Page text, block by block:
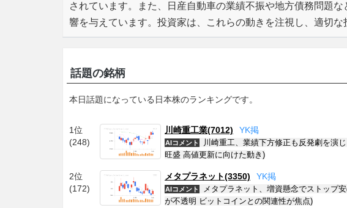
されています。また、日産自動車の業績不振や地方債務問題
響を与えています。投資家は、これらの動きを注視し、適切な
話題の銘柄
本日話題になっている日本株のランキングです。
1位
(248)
川崎重工業(7012) YK掲
AIコメント
川崎重工、業績下方修正も反発劇を演
旺盛 高値更新に向けた動き)
2位
(172)
メタプラネット(3350) YK掲
AIコメント
メタプラネット、増資懸念でストップ
が不透明 ビットコインとの関連性が焦点)